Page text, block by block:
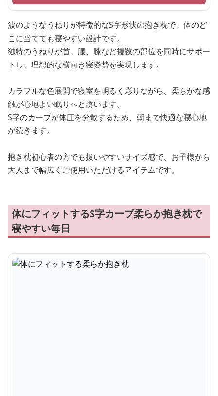
波のようなうねりが特徴的なS字形状の抱き枕で、体のど
こに当てても寝やすい設計です。
独特のうねりが首、腰、膝など複数の部位を同時にサポー
トし、理想的な横向き寝姿勢を実現します。
カラフルな色展開で寝室を明るく彩りながら、柔らかな感
触が心地よい眠りへと誘います。
S字のカーブが体圧を分散するため、朝まで快適な寝心地
が続きます。
抱き枕初心者の方でも扱いやすいサイズ感で、お子様から
大人まで幅広くご使用いただけるアイテムです。
体にフィットするS字カーブ柔らか抱き枕で
寝やすい毎日